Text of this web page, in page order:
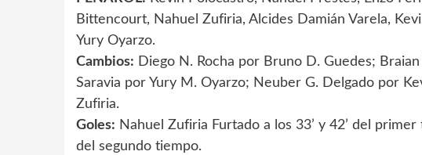
Bittencourt, Nahuel Zufiria, Alcides Damián Varela,
Yury Oyarzo.
Cambios: Diego N. Rocha por Bruno D. Guedes;
Saravia por Yury M. Oyarzo; Neuber G. Delgado por
Zufiria.
Goles: Nahuel Zufiria Furtado a los 33’ y 42’ del
del segundo tiempo.